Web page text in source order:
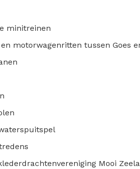
minitreinen
motorwagenritten tussen Goes
Mooi